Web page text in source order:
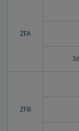
ZFA
ZFB